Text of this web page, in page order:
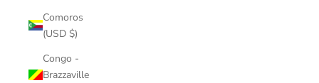
Comoros
(USD $)
Congo -
Brazzaville